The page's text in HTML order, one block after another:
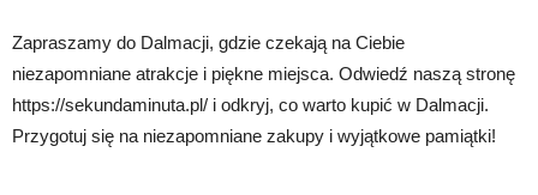
Zapraszamy do Dalmacji, gdzie czekają na Ciebie
niezapomniane atrakcje i piękne miejsca. Odwiedź naszą stronę
https://sekundaminuta.pl/ i odkryj, co warto kupić w Dalmacji.
Przygotuj się na niezapomniane zakupy i wyjątkowe pamiątki!